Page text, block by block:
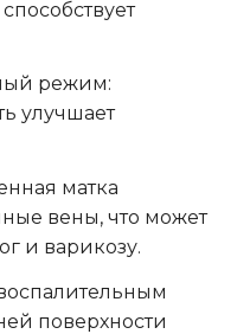
режим:
улучшает
матка
вены, что может
и варикозу.
поверхности